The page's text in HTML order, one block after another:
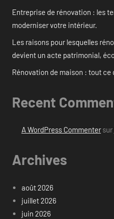
Entreprise de rénovation : les
moderniser votre intérieur.
Les raisons pour lesquelles
devient un acte patrimonial,
Rénovation de maison : tout ce
Recent
A WordPress Commentersur
Archives
août 2026
juillet 2026
juin 2026